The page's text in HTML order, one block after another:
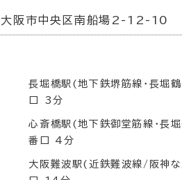
大阪市中央区南船場2-12-10
長堀橋駅(地下鉄堺筋線･長堀
口 3分
心斎橋駅(地下鉄御堂筋線･長
番口 4分
大阪難波駅(近鉄難波線/阪神